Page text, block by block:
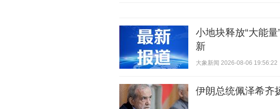
小地块释放“大能
新
大象新闻 2026-08-06 19:56:22
伊朗总统佩泽希齐